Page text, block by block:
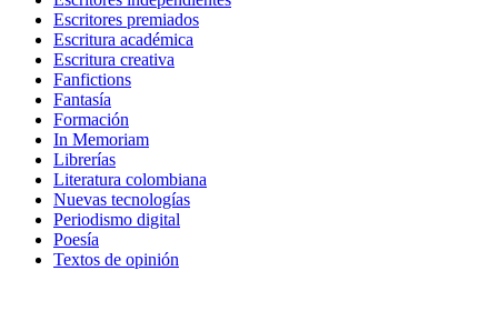
Escritores premiados
Escritura académica
Escritura creativa
Fanfictions
Fantasía
Formación
In Memoriam
Librerías
Literatura colombiana
Nuevas tecnologías
Periodismo digital
Poesía
Textos de opinión